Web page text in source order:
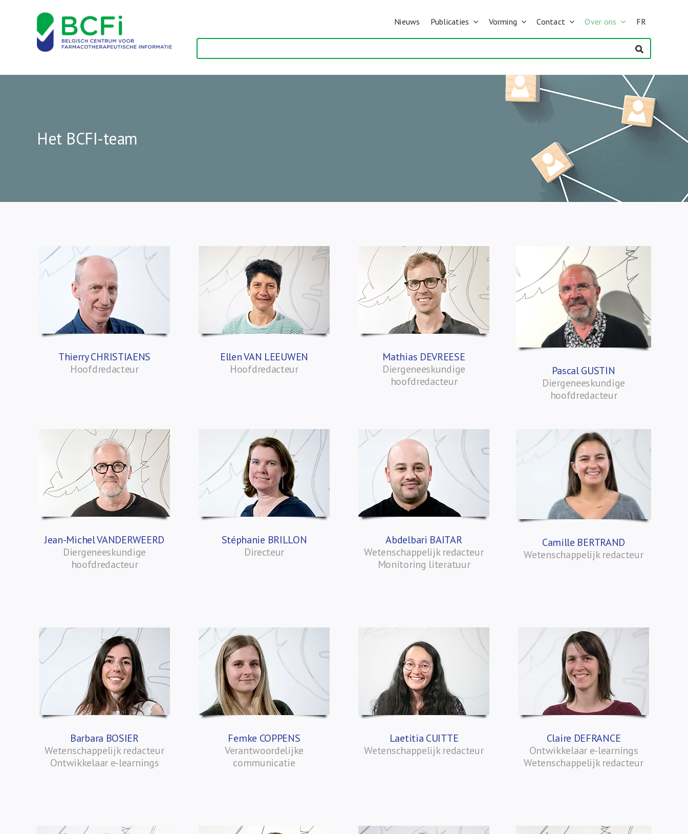
Nieuws Publicaties Vorming Contact Over ons FR
Het BCFI-team
Thierry CHRISTIAENS
Hoofdredacteur
Ellen VAN LEEUWEN
Hoofdredacteur
Mathias DEVREESE
Diergeneeskundige
hoofdredacteur
Pascal GUSTIN
Diergeneeskundige
hoofdredacteur
Jean-Michel VANDERWEERD
Diergeneeskundige
hoofdredacteur
Stéphanie BRILLON
Directeur
Abdelbari BAITAR
Wetenschappelijk redacteur
Monitoring literatuur
Camille BERTRAND
Wetenschappelijk redacteur
Barbara BOSIER
Wetenschappelijk redacteur
Ontwikkelaar e-learnings
Femke COPPENS
Verantwoordelijke
communicatie
Laetitia CUITTE
Wetenschappelijk redacteur
Claire DEFRANCE
Ontwikkelaar e-learnings
Wetenschappelijk redacteur